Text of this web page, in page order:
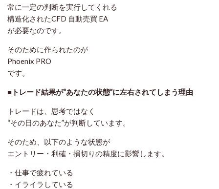
常に一定の判断を実行してくれる
構造化されたCFD 自動売買 EA
が必要なのです。
そのために作られたのが
Phoenix PRO
です。
■トレード結果が“あなたの状態”に左右されてしまう理由
トレードは、思考ではなく
“その日のあなた”が判断しています。
そのため、以下のような状態が
エントリー・利確・損切りの精度に影響します。
・仕事で疲れている
・イライラしている